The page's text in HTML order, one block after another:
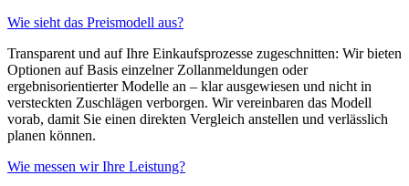
Wie sieht das Preismodell aus?
Transparent und auf Ihre Einkaufsprozesse zugeschnitten: Wir bieten
Optionen auf Basis einzelner Zollanmeldungen oder
ergebnisorientierter Modelle an – klar ausgewiesen und nicht in
versteckten Zuschlägen verborgen. Wir vereinbaren das Modell
vorab, damit Sie einen direkten Vergleich anstellen und verlässlich
planen können.
Wie messen wir Ihre Leistung?